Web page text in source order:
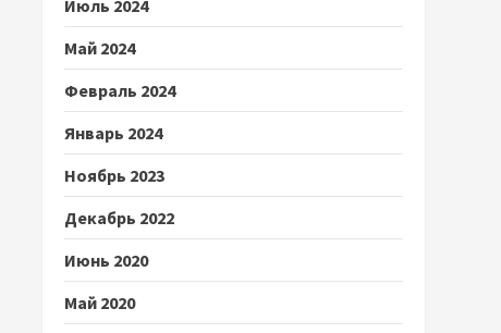
Июль 2024
Май 2024
Февраль 2024
Январь 2024
Ноябрь 2023
Декабрь 2022
Июнь 2020
Май 2020